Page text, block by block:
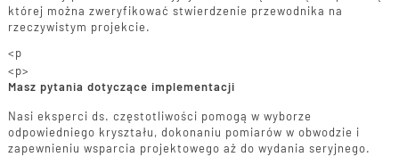
której można zweryfikować stwierdzenie przewodnika na
rzeczywistym projekcie.
<p
<p>
Masz pytania dotyczące implementacji
Nasi eksperci ds. częstotliwości pomogą w wyborze
odpowiedniego kryształu, dokonaniu pomiarów w obwodzie i
zapewnieniu wsparcia projektowego aż do wydania seryjnego.